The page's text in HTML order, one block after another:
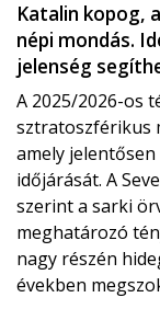
Katalin kopog,
népi mondás.
jelenség
A 2025/2026-os
sztratoszférikus
amely
időjárását. A
szerint a sarki
meghatározó
nagy részén
években